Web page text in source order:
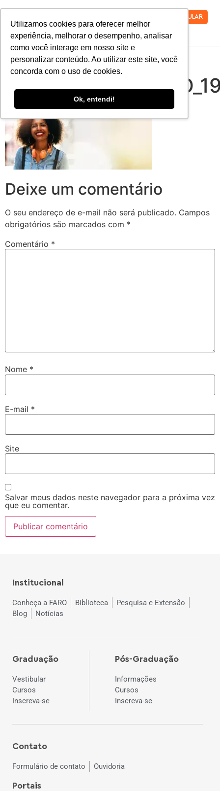
Utilizamos cookies para oferecer melhor
experiência, melhorar o desempenho, analisar
como você interage em nosso site e
personalizar conteúdo. Ao utilizar este site, você
concorda com o uso de cookies.
Ok, entendi!
VESTIBULAR
02-
Deixe um comentário
O seu endereço de e-mail não será publicado. Campos
obrigatórios são marcados com *
Comentário *
Nome *
E-mail *
Site
Salvar meus dados neste navegador para a próxima vez
que eu comentar.
Institucional
Conheça a FARO Biblioteca
Pesquisa e Extensão
Blog
Notícias
Graduação
Vestibular
Cursos
Inscreva-se
Pós-Graduação
Informações
Cursos
Inscreva-se
Contato
Formulário de contato Ouvidoria
Portais